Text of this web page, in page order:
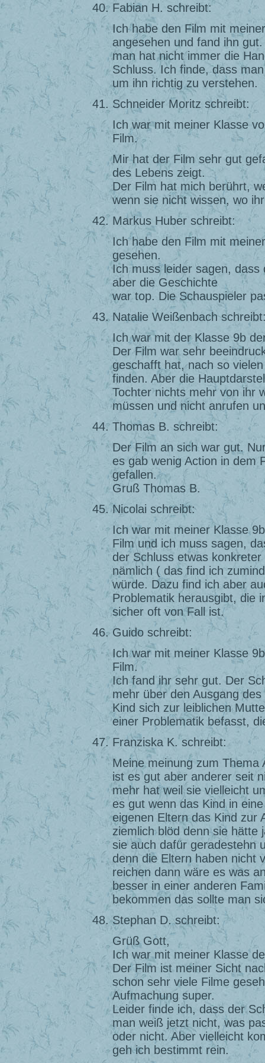
Fabian H. schreibt:
Ich habe den Film mit
angesehen und fand ihn
man hat nicht immer die
Schluss. Ich finde, dass
um ihn richtig zu verstehen.
Schneider Moritz schreibt:
Ich war mit meiner Klasse
Film.
Mir hat der Film sehr gut
des Lebens zeigt.
Der Film hat mich berührt,
wenn sie nicht wissen, wo
Markus Huber schreibt:
Ich habe den Film mit
gesehen.
Ich muss leider sagen,
aber die Geschichte
war top. Die Schauspieler
Natalie Weißenbach
Ich war mit der Klasse 9b
Der Film war sehr
geschafft hat, nach so
finden. Aber die
Tochter nichts mehr von ihr
müssen und nicht anrufen
Thomas B. schreibt:
Der Film an sich war gut.
es gab wenig Action in dem
gefallen.
Gruß Thomas B.
Nicolai schreibt:
Ich war mit meiner Klasse
Film und ich muss sagen,
der Schluss etwas
nämlich ( das find ich
würde. Dazu find ich aber
Problematik herausgibt, die
sicher oft von Fall ist.
Guido schreibt:
Ich war mit meiner Klasse
Film.
Ich fand ihr sehr gut. Der
mehr über den Ausgang
Kind sich zur leiblichen
einer Problematik befasst,
Franziska K. schreibt:
Meine meinung zum Thema
ist es gut aber anderer seit
mehr hat weil sie vielleicht
es gut wenn das Kind in
eigenen Eltern das Kind zur
ziemlich blöd denn sie hätte
sie auch dafür geradestehn
denn die Eltern haben nicht
reichen dann wäre es was
besser in einer anderen
bekommen das sollte man
Stephan D. schreibt:
Grüß Gott,
Ich war mit meiner Klasse
Der Film ist meiner Sicht
schon sehr viele Filme
Aufmachung super.
Leider finde ich, dass der
man weiß jetzt nicht, was
oder nicht. Aber vielleicht
geh ich bestimmt rein.